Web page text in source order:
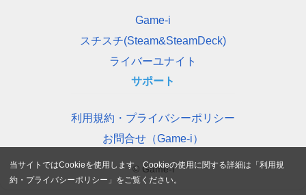
Game-i
スチスチ(Steam&SteamDeck)
ライバーユナイト
サポート
利用規約・プライバシーポリシー
お問合せ（Game-i）
© Game-i
当サイトではCookieを使用します。Cookieの使用に関する詳細は「利用規
約・プライバシーポリシー 」をご覧ください。